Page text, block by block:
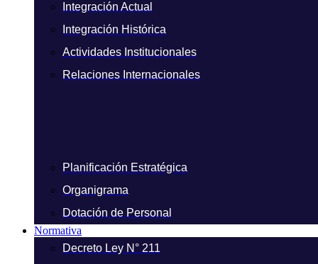
Integración Actual
Integración Histórica
Actividades Institucionales
Relaciones Internacionales
Planificación Estratégica
Organigrama
Dotación de Personal
Normativa
Decreto Ley N° 211